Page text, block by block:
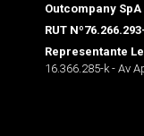
Outcompany SpA
RUT
Representante
16.366.285-k - Av